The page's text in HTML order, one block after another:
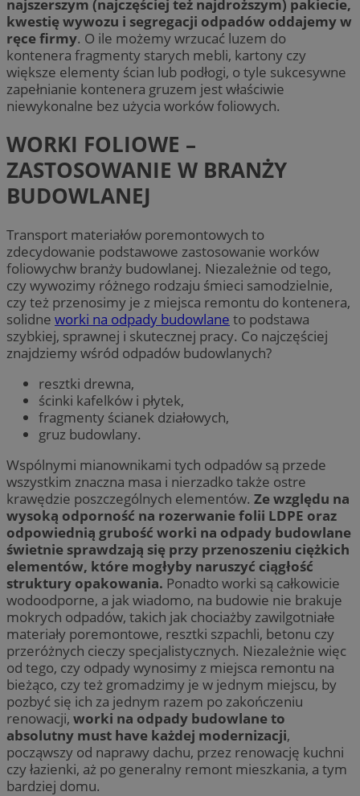
najszerszym (najczęściej też najdroższym) pakiecie,
kwestię wywozu i segregacji odpadów oddajemy w
ręce firmy. O ile możemy wrzucać luzem do
kontenera fragmenty starych mebli, kartony czy
większe elementy ścian lub podłogi, o tyle sukcesywne
zapełnianie kontenera gruzem jest właściwie
niewykonalne bez użycia worków foliowych.
WORKI FOLIOWE –
ZASTOSOWANIE W BRANŻY
BUDOWLANEJ
Transport materiałów poremontowych to
zdecydowanie podstawowe zastosowanie worków
foliowychw branży budowlanej. Niezależnie od tego,
czy wywozimy różnego rodzaju śmieci samodzielnie,
czy też przenosimy je z miejsca remontu do kontenera,
solidne worki na odpady budowlane to podstawa
szybkiej, sprawnej i skutecznej pracy. Co najczęściej
znajdziemy wśród odpadów budowlanych?
resztki drewna,
ścinki kafelków i płytek,
fragmenty ścianek działowych,
gruz budowlany.
Wspólnymi mianownikami tych odpadów są przede
wszystkim znaczna masa i nierzadko także ostre
krawędzie poszczególnych elementów. Ze względu na
wysoką odporność na rozerwanie folii LDPE oraz
odpowiednią grubość worki na odpady budowlane
świetnie sprawdzają się przy przenoszeniu ciężkich
elementów, które mogłyby naruszyć ciągłość
struktury opakowania. Ponadto worki są całkowicie
wodoodporne, a jak wiadomo, na budowie nie brakuje
mokrych odpadów, takich jak chociażby zawilgotniałe
materiały poremontowe, resztki szpachli, betonu czy
przeróżnych cieczy specjalistycznych. Niezależnie więc
od tego, czy odpady wynosimy z miejsca remontu na
bieżąco, czy też gromadzimy je w jednym miejscu, by
pozbyć się ich za jednym razem po zakończeniu
renowacji, worki na odpady budowlane to
absolutny must have każdej modernizacji,
począwszy od naprawy dachu, przez renowację kuchni
czy łazienki, aż po generalny remont mieszkania, a tym
bardziej domu.